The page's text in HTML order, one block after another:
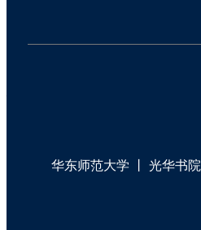
华东师范大学 光华书院